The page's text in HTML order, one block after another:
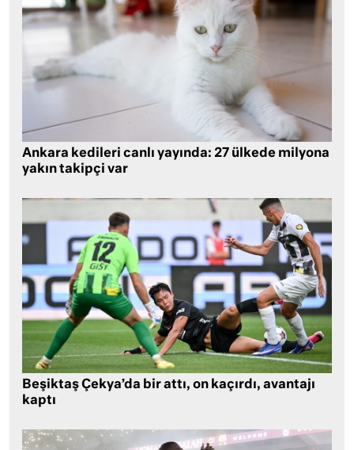
Ankara kedileri canlı yayında: 27 ülkede milyona
yakın takipçi var
Beşiktaş Çekya’da bir attı, on kaçırdı, avantajı
kaptı